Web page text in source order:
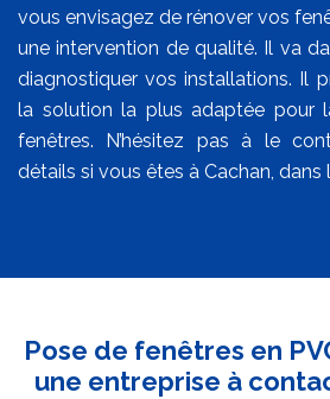
vous envisagez de rénover vos
une intervention de qualité. Il va
diagnostiquer vos installations. Il
la solution la plus adaptée pour
fenêtres. N’hésitez pas à le
détails si vous êtes à Cachan, dans
Pose de fenêtres en
une entreprise à